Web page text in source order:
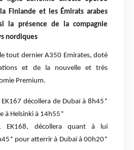
Finlande et les Émirats arabes
la présence de la compagnie
nordiques
tout dernier A350 Emirates, doté
et de la nouvelle et très
Premium.
EK167 décollera de Dubaï à 8h45*
à Helsinki à 14h55*
EK168, décollera quant à lui
pour atterrir à Dubaï à 00h20*